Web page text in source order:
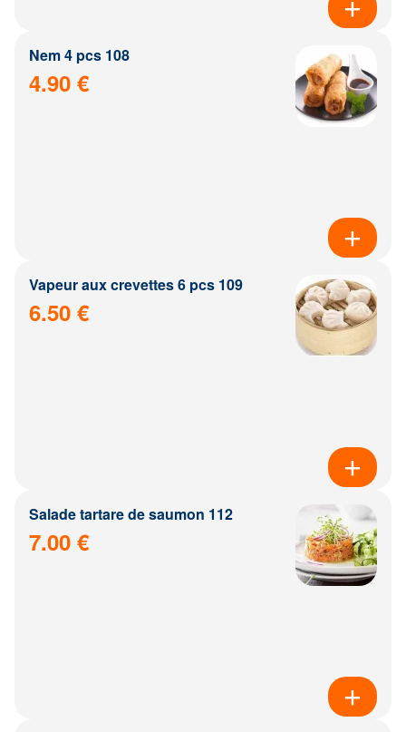
Nem 4 pcs 108
4.90 €
Vapeur aux crevettes 6 pcs 109
6.50 €
Salade tartare de saumon 112
7.00 €